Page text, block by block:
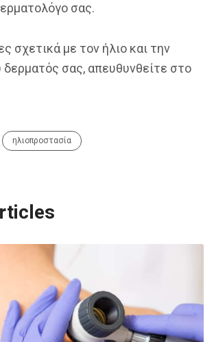
σας.
σχετικά με τον ήλιο και την
σας, απευθυνθείτε στο
ηλιοπροστασία